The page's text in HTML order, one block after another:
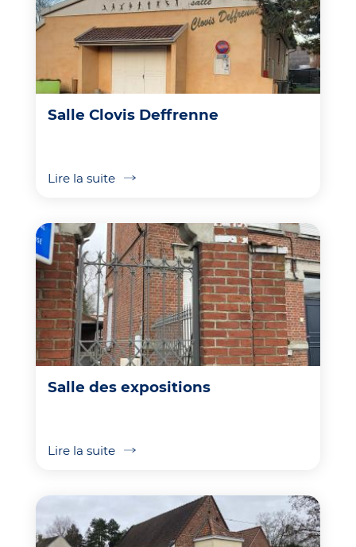
Salle Clovis Deffrenne
Lire la suite
Salle des expositions
Lire la suite